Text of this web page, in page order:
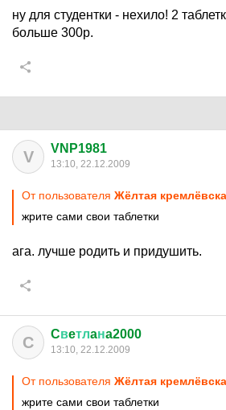
ну для студентки - нехило! 2
больше 300р.
V VNP1981
13:10, 22.12.2009
От пользователя Жёлтая
жрите сами свои таблетки
ага. лучше родить и придушить.
C Cвeтлaнa2000
13:10, 22.12.2009
От пользователя Жёлтая
жрите сами свои таблетки